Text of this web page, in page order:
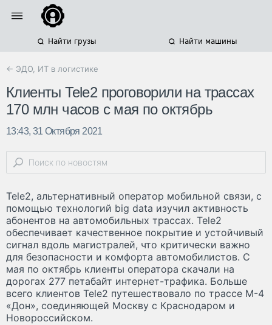
Найти грузы Найти машины
← ЭДО, ИТ в логистике
Клиенты Tele2 проговорили на трассах
170 млн часов с мая по октябрь
13:43, 31 Октября 2021
Tele2, альтернативный оператор мобильной связи, с
помощью технологий big data изучил активность
абонентов на автомобильных трассах. Tele2
обеспечивает качественное покрытие и устойчивый
сигнал вдоль магистралей, что критически важно
для безопасности и комфорта автомобилистов. С
мая по октябрь клиенты оператора скачали на
дорогах 277 петабайт интернет-трафика. Больше
всего клиентов Tele2 путешествовало по трассе М-4
«Дон», соединяющей Москву с Краснодаром и
Новороссийском.